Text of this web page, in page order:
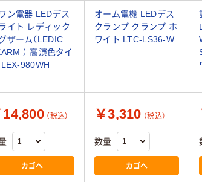
ン電器 LEDデス
イト レディック
ザーム（LEDIC
） 高演色タイ
980WH
オーム電機 LEDデス
クランプ クランプ ホ
ワイト LTC-LS36-W
14,800 （税込）
カゴへ
￥3,310 （税込）
数量
カゴへ